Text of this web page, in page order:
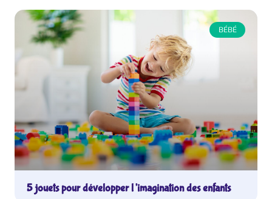
BÉBÉ
5 jouets pour développer l’imagination des enfants